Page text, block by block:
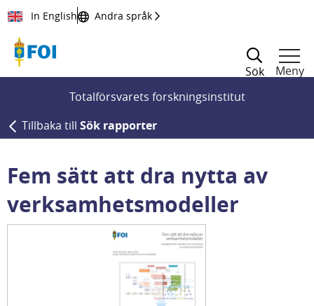
Till innehållet
In English Andra språk
Sök
Meny
Totalförsvarets forskningsinstitut
Tillbaka till Sök rapporter
Fem sätt att dra nytta av
verksamhetsmodeller